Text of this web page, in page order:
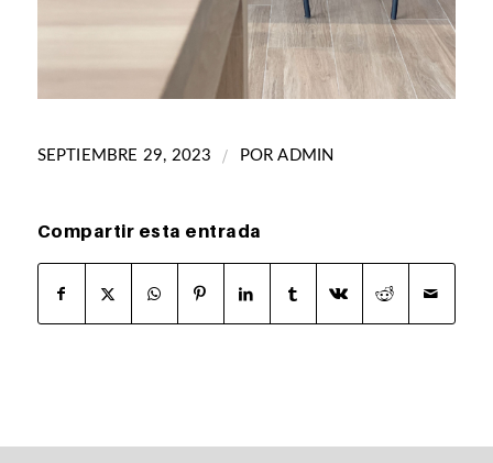
SEPTIEMBRE 29, 2023 / PORADMIN
Compartir esta entrada